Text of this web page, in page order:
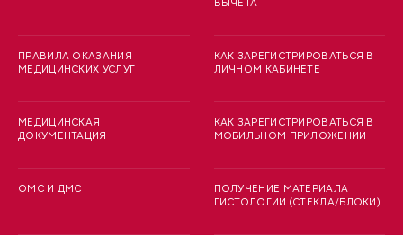
ПРАВИЛА ОКАЗАНИЯ
МЕДИЦИНСКИХ УСЛУГ
МЕДИЦИНСКАЯ
ДОКУМЕНТАЦИЯ
ОМС И ДМС
ВЫЧЕТА
КАК ЗАРЕГИСТРИРОВАТЬСЯ В
ЛИЧНОМ КАБИНЕТЕ
КАК ЗАРЕГИСТРИРОВАТЬСЯ В
МОБИЛЬНОМ ПРИЛОЖЕНИИ
ПОЛУЧЕНИЕ МАТЕРИАЛА
ГИСТОЛОГИИ (СТЕКЛА/БЛОКИ)